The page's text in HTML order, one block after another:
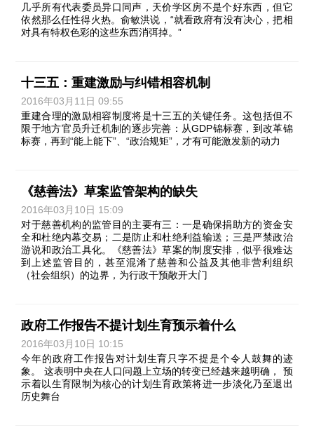
几乎所有代表委员异口同声，天价学区房不是个好东西，但它
依然那么任性得火热。俞敏洪说，“就看政府有没有决心，把相
对具有特权色彩的这些东西消弭掉。”
十三五：重建激励与纠错相容机制
2016年03月11日 09:55
重建合理的激励相容制度将是十三五的关键任务。这包括但不
限于地方官员升迁机制的逐步完善：从GDP锦标赛，到改革锦
标赛，再到“能上能下”、“政治规矩”，才有可能激发新的动力
《慈善法》草案监管架构的缺失
2016年03月10日 15:09
对于慈善机构的监管目的主要有三：一是确保捐助方的资金安
全和杜绝内幕交易；二是防止和杜绝利益输送；三是严禁政治
游说和政治工具化。《慈善法》草案的制度安排，似乎很难达
到上述监管目的，甚至混淆了慈善和公益及其他非营利组织
（社会组织）的边界，为行政干预敞开大门
政府工作报告不提计划生育预示着什么
2016年03月10日 10:15
今年的政府工作报告对计划生育只字不提是个令人鼓舞的迹
象。 这表明中央在人口问题上立场的转变已经越来越明确， 预
示着以生育限制为核心的计划生育政策将进一步淡化乃至退出
历史舞台